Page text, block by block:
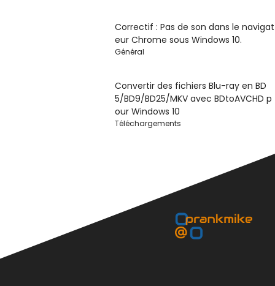
Correctif : Pas de son dans le navigat
eur Chrome sous Windows 10.
Général
Convertir des fichiers Blu-ray en BD
5/BD9/BD25/MKV avec BDtoAVCHD p
our Windows 10
Téléchargements